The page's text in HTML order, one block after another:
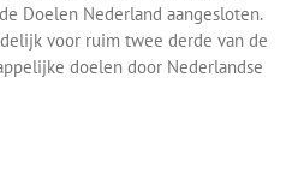
Doelen Nederland aangesloten.
voor ruim twee derde van de
doelen door Nederlandse